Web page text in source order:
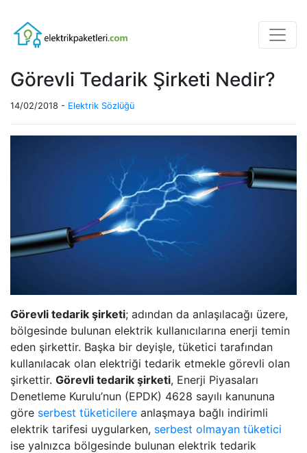
Görevli Tedarik Şirketi Nedir?
14/02/2018 - Elektrik Sözlüğü
Görevli tedarik şirketi; adından da anlaşılacağı üzere,
bölgesinde bulunan elektrik kullanıcılarına enerji temin
eden şirkettir. Başka bir deyişle, tüketici tarafından
kullanılacak olan elektriği tedarik etmekle görevli olan
şirkettir. Görevli tedarik şirketi, Enerji Piyasaları
Denetleme Kurulu’nun (EPDK) 4628 sayılı kanununa
göre serbest tüketicilere anlaşmaya bağlı indirimli
elektrik tarifesi uygularken, serbest olmayan tüketici
ise yalnızca bölgesinde bulunan elektrik tedarik